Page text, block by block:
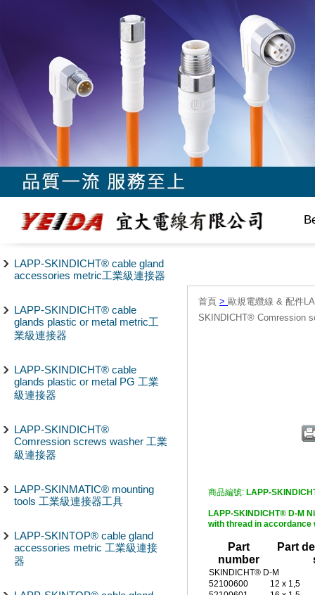
LAPP-SKINDICHT® cable gland
accessories metric工業級連接器
LAPP-SKINDICHT® cable
glands plastic or metal metric工
業級連接器
LAPP-SKINDICHT® cable
glands plastic or metal PG 工業
級連接器
LAPP-SKINDICHT®
Comression screws washer 工業
級連接器
LAPP-SKINMATIC® mounting
tools 工業級連接器工具
LAPP-SKINTOP® cable gland
accessories metric 工業級連接
器
首頁 > 歐規電纜線 & 配件
SKINDICHT® Comression
商品編號: LAPP-
LAPP-SKINDICHT® D-M
with thread in accordance
Part
number
Part
SKINDICHT® D-M
52100600
12 x 1,5